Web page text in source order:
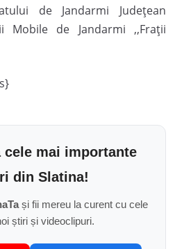
de Jandarmi Județean
Mobile de Jandarmi ,,Frații
cele mai importante
din Slatina!
și fii mereu la curent cu cele
știri și videoclipuri.